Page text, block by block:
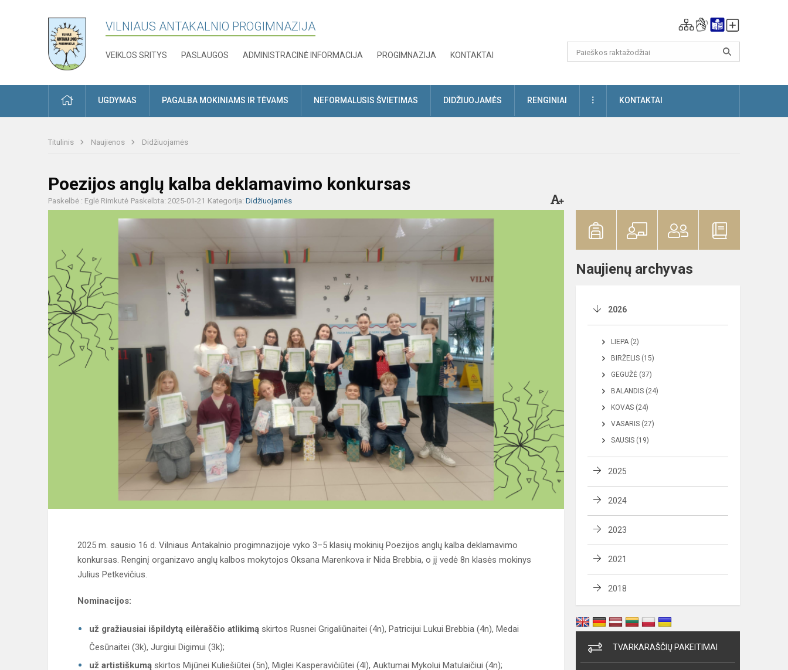
VILNIAUS ANTAKALNIO PROGIMNAZIJA
VEIKLOS SRITYS PASLAUGOS ADMINISTRACINĖ INFORMACIJA PROGIMNAZIJA KONTAKTAI
PRADŽIAUGDYMAS PAGALBA MOKINIAMS IR TĖVAMS NEFORMALUSIS ŠVIETIMAS DIDŽIUOJAMĖS RENGINIAI DAUGIAUKONTAKTAI
Titulinis Naujienos Didžiuojamės
Poezijos anglų kalba deklamavimo konkursas
Paskelbė : Eglė Rimkutė Paskelbta: 2025-01-21 Kategorija: Didžiuojamės
2025 m. sausio 16 d. Vilniaus Antakalnio progimnazijoje vyko 3–5 klasių mokinių Poezijos anglų kalba deklamavimo
konkursas. Renginį organizavo anglų kalbos mokytojos Oksana Marenkova ir Nida Brebbia, o jį vedė 8n klasės mokinys
Julius Petkevičius.
Nominacijos:
už gražiausiai išpildytą eilėraščio atlikimą skirtos Rusnei Grigaliūnaitei (4n), Patricijui Lukui Brebbia (4n), Medai
Česūnaitei (3k), Jurgiui Digimui (3k);
už artistiškumą skirtos Mijūnei Kuliešiūtei (5n), Miglei Kasperavičiūtei (4l), Auktumai Mykolui Matulaičiui (4n);
Naujienų archyvas
2026
LIEPA (2)
BIRŽELIS (15)
GEGUŽĖ (37)
BALANDIS (24)
KOVAS (24)
VASARIS (27)
SAUSIS (19)
2025
2024
2023
2021
2018
TVARKARAŠČIŲ PAKEITIMAI